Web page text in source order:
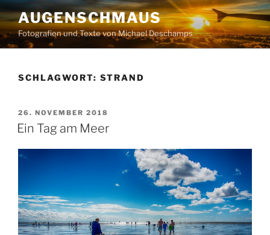
Zum
Inhalt
springen
AUGENSCHMAUS
Fotografien und Texte von Michael Deschamps
SCHLAGWORT: STRAND
VERÖFFENTLICHT
AM
26. NOVEMBER 2018
Ein Tag am Meer